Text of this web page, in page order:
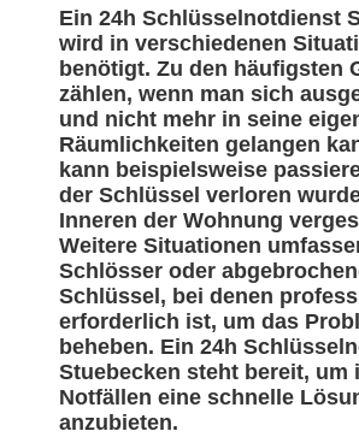
Ein 24h Schlüsselnotdienst
wird in verschiedenen
benötigt. Zu den häufigsten
zählen, wenn man sich
und nicht mehr in seine
Räumlichkeiten gelangen
kann beispielsweise
der Schlüssel verloren
Inneren der Wohnung
Weitere Situationen
Schlösser oder
Schlüssel, bei denen
erforderlich ist, um das
beheben. Ein 24h
Stuebecken steht bereit, um
Notfällen eine schnelle
anzubieten.